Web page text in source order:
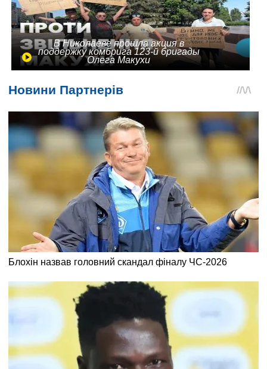
В Николаеве прошла акция в
поддержку комбрига 123-й бригады
Олега Макухи